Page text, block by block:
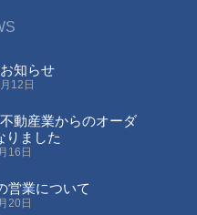
知らせ
12日
動産業からのオーダ
りました
16日
営業について
20日